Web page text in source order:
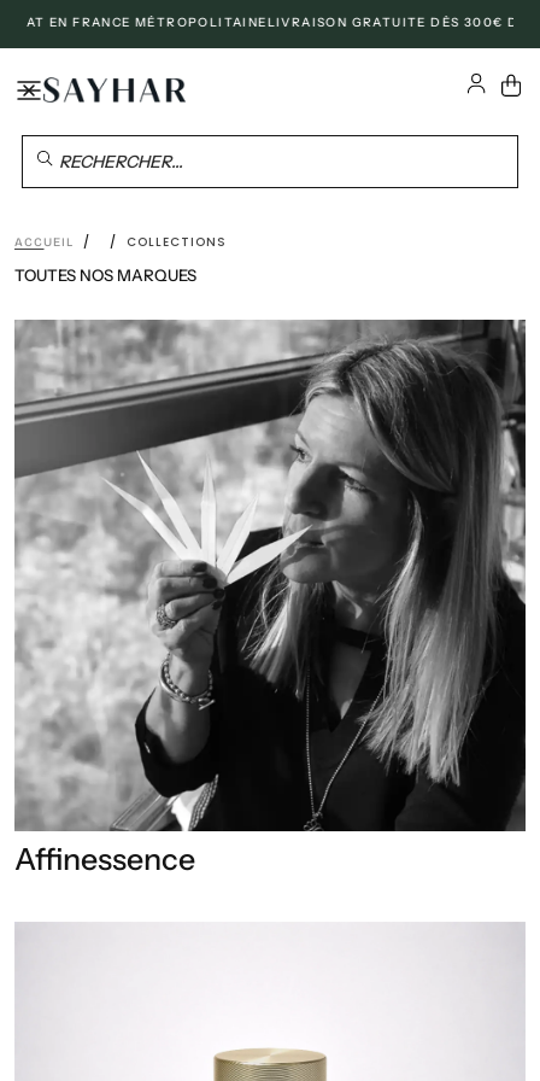
PASSER
CONTENU
MÉTROPOLITAINELIVRAISON GRATUITE DÈS 300€ D'ACHAT À
RECHERCHER...
ACCUEIL / / COLLECTIONS
TOUTES NOS MARQUES
Affinessence